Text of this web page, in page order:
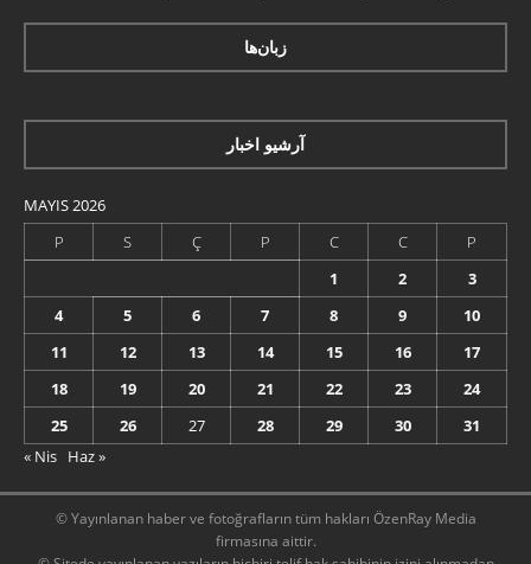
زبان‌ها
آرشیو اخبار
MAYIS 2026
P
S Ç P C C
P
1
2
3
4
5 6 7 8 9
10
11
12 13 14 15 16
17
18
19 20 21 22 23
24
25
26 27 28 29 30
31
« Nis Haz »
© Yayınlanan haber ve fotoğrafların tüm hakları ÖzenRay Media
firmasına aittir.